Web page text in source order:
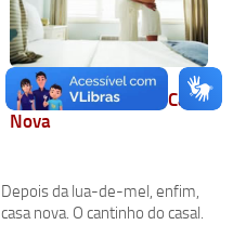
A Primeira Noite na Casa
Nova
Depois da lua-de-mel, enfim,
casa nova. O cantinho do casal.